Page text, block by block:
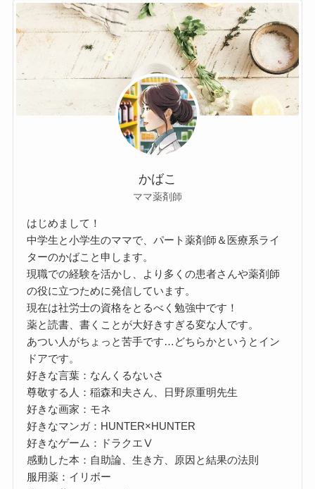
かばこ
ママ薬剤師
はじめまして！
中学生と小学生のママで、パート薬剤師＆医療系ライ
ターのかばこと申します。
現職での経験を活かし、より多くの患者さんや薬剤師
の役に立つために発信しています。
現在は社労士の資格をとるべく勉強中です！
薬と読書、書くことが大好きすぎる変な人です。
あつい人がちょっと苦手です…どちらかというとイン
ドアです。
好きな言葉：なんくるないさ
尊敬する人：稲森和夫さん、日野原重明先生
好きな画家：モネ
好きなマンガ：HUNTER×HUNTER
好きなゲーム：ドラクエⅤ
感動した本：自助論、生き方、原因と結果の法則
服用薬：イリボー